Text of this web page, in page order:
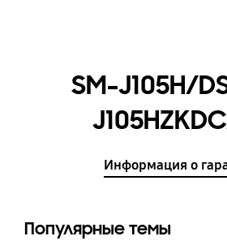
SM-J105H/
Информация о
Популярные темы